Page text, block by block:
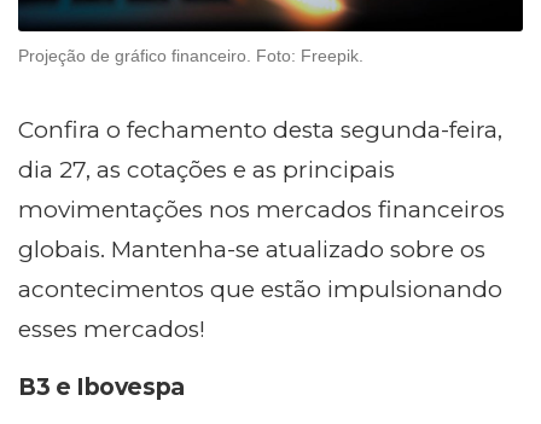
Projeção de gráfico financeiro. Foto: Freepik.
Confira o fechamento desta segunda-feira,
dia 27, as cotações e as principais
movimentações nos mercados financeiros
globais. Mantenha-se atualizado sobre os
acontecimentos que estão impulsionando
esses mercados!
B3 e Ibovespa